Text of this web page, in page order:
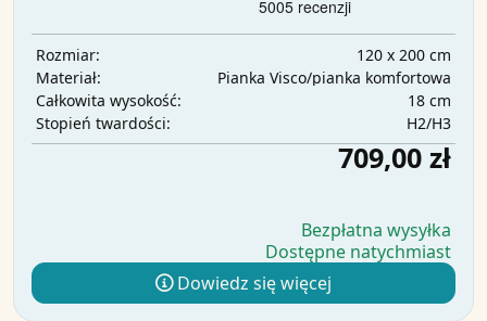
Rozmiar:
120 x 200 cm
Materiał:
Pianka Visco/pianka komfortowa
Całkowita wysokość:
18 cm
Stopień twardości:
H2/H3
709,00 zł
Bezpłatna wysyłka
Dostępne natychmiast
Dowiedz się więcej